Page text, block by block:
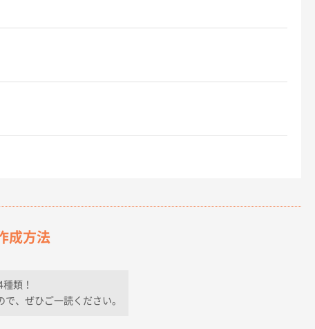
成方法
類！
、ぜひご一読ください。